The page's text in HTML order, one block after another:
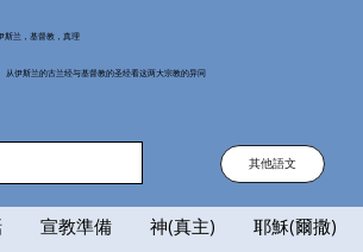
斯兰，基督教，真理
从伊斯兰的古兰经与基督教的圣经看这两大宗教的异同
其他語文
宣教準備 神(真主)
耶穌(爾撒)